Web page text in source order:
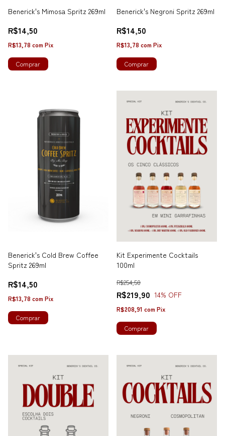
Benerick's Mimosa Spritz 269ml
R$14,50
R$13,78 com Pix
Benerick's Negroni Spritz 269ml
R$14,50
R$13,78 com Pix
Benerick's Cold Brew Coffee
Spritz 269ml
R$14,50
R$13,78 com Pix
Kit Experimente Cocktails
100ml
R$219,90
R$254,50
14% OFF
R$208,91 com Pix